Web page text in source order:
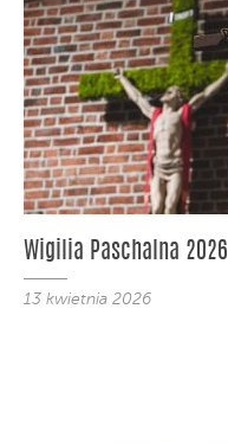
Wigilia Paschalna 2026
13 kwietnia 2026